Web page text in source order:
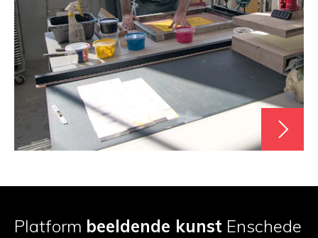
Platform beeldende kunst Enschede